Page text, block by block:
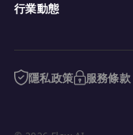
行業動態
隱私政策 服務條款